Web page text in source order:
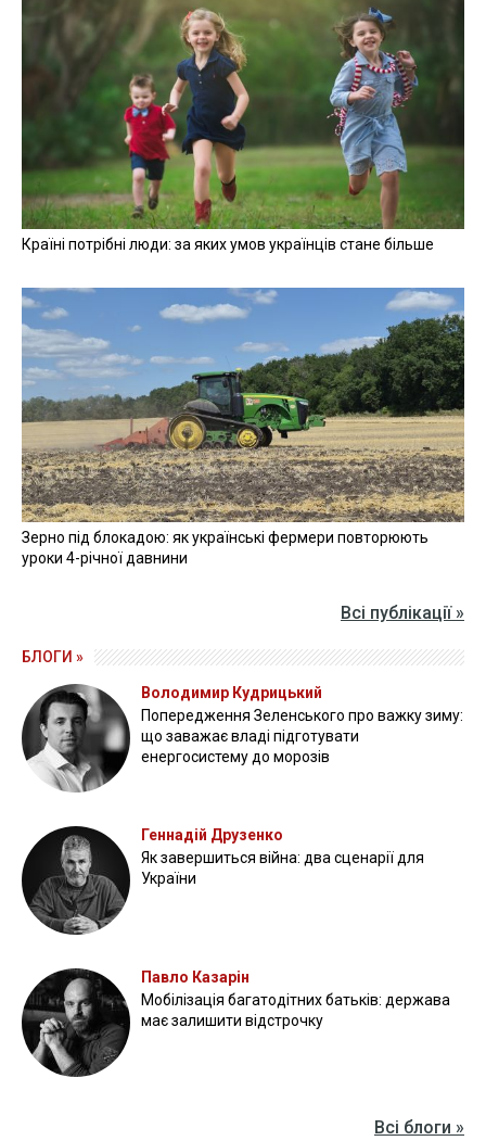
ОТРУЄННЯ ДИТЯЧИЙ САДОК САНІТАРНІ НОРМИ
ЛІКАРНЯ
27 квітня 2026
Прикордонники показали знищення ворожої техніки та
ліквідацію групи окупантів
20 квітня 2026
Прикордонники показали, як знищили девʼять російських
07 серпня 2025